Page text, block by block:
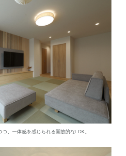
、一体感を感じられる開放的なLDK。